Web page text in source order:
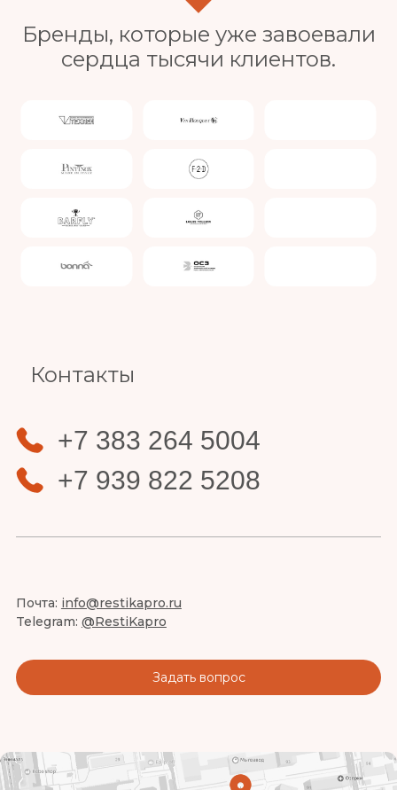
Бренды, которые уже завоевали
сердца тысячи клиентов.
Контакты
+7 383 264 5004
+7 939 822 5208
Почта: info@restikapro.ru
Telegram: @RestiKapro
Задать вопрос